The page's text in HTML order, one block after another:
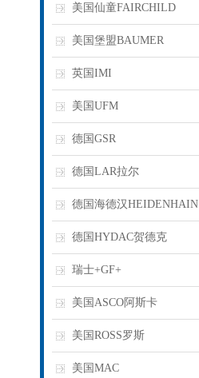
美国仙童FAIRCHILD
美国堡盟BAUMER
英国IMI
美国UFM
德国GSR
德国LAR拉尔
德国海德汉HEIDENHAIN
德国HYDAC贺德克
瑞士+GF+
美国ASCO阿斯卡
美国ROSS罗斯
美国MAC